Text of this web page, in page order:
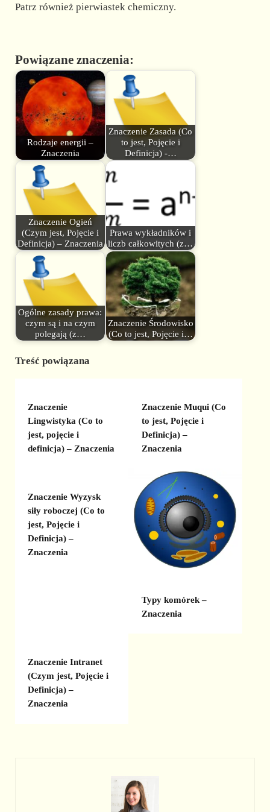
Patrz również pierwiastek chemiczny.
Powiązane znaczenia:
Rodzaje energii –
Znaczenia
Znaczenie Zasada (Co
to jest, Pojęcie i
Definicja) -…
Znaczenie Ogień
(Czym jest, Pojęcie i
Definicja) – Znaczenia
Prawa wykładników i
liczb całkowitych (z…
Ogólne zasady prawa:
czym są i na czym
polegają (z…
Znaczenie Środowisko
(Co to jest, Pojęcie i…
Treść powiązana
Znaczenie
Lingwistyka (Co to
jest, pojęcie i
definicja) – Znaczenia
Znaczenie Muqui (Co
to jest, Pojęcie i
Definicja) –
Znaczenia
Znaczenie Wyzysk
siły roboczej (Co to
jest, Pojęcie i
Definicja) –
Znaczenia
Typy komórek –
Znaczenia
Znaczenie Intranet
(Czym jest, Pojęcie i
Definicja) –
Znaczenia